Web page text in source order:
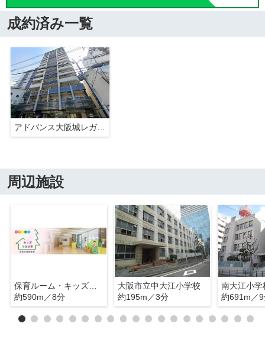
成約済み一覧
アドバンス大阪城レガーレ
周辺施設
保育ルーム・キッズもみの木
約590m／8分
大阪市立中大江小学校
約195m／3分
南大江小学
約691m／